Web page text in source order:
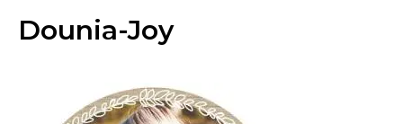
Dounia-Joy